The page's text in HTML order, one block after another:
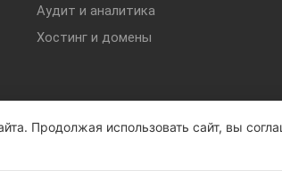
Аудит и аналитика
Хостинг и домены
Продолжая использовать сайт, вы